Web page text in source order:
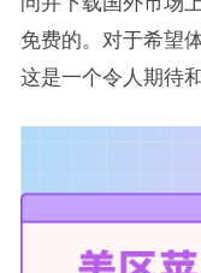
免费的。对于希望
这是一个令人期待